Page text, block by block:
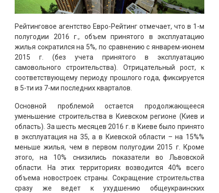
Рейтинговое агентство Евро-Рейтинг отмечает, что в 1-м
полугодии 2016 г., объем принятого в эксплуатацию
жилья сократился на 5%, по сравнению с январем-июнем
2015 г. (без учета принятого в эксплуатацию
самовольного строительства). Отрицательный рост, к
соответствующему периоду прошлого года, фиксируется
в 5-ти из 7-ми последних кварталов.
Основной проблемой остается продолжающееся
уменьшение строительства в Киевском регионе (Киев и
область). За шесть месяцев 2016 г. в Киеве было принято
в эксплуатация на 35, а в Киевской области – на 15%%
меньше жилья, чем в первом полугодии 2015 г. Кроме
этого, на 10% снизились показатели во Львовской
области. На этих территориях возводится 40% всего
объема новостроек страны. Сокращение строительства
сразу же ведет к ухудшению общеукраинских